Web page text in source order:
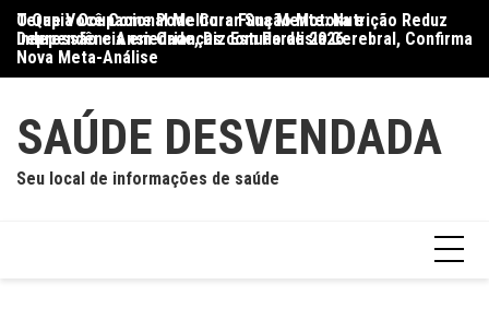
para
conteúdo
O Que Você Come Pode Curar Sua Mente: Nutrição Reduz
Depressão e Ansiedade, Diz Estudo de 2026
Terapia Ocupacional Melhora Função Motora e
Independência em Crianças com Paralisia Cerebral, Confirma
Nova Meta-Análise
SAÚDE DESVENDADA
Seu local de informações de saúde